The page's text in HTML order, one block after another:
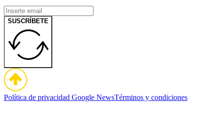
SUSCRÍBETE
Política de privacidad Google NewsTérminos y condiciones